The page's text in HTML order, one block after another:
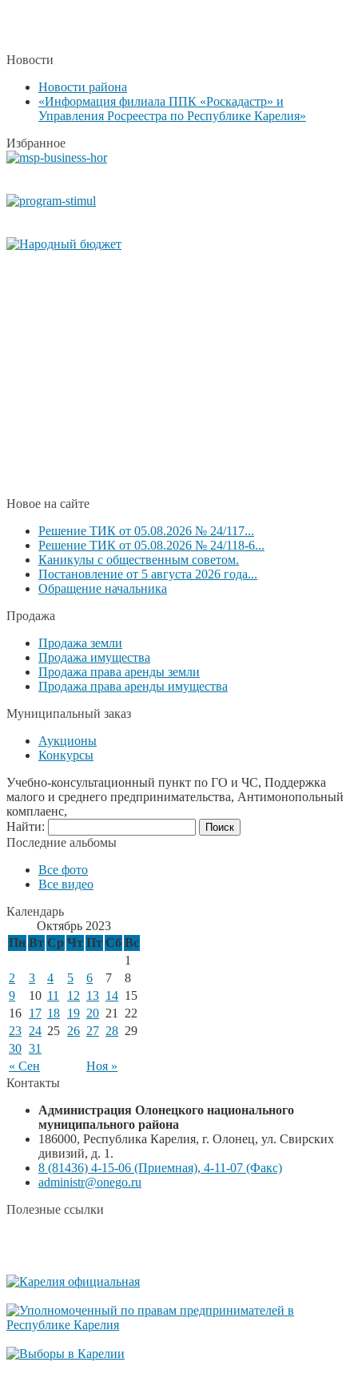
Новости
Новости района
«Информация филиала ППК «Роскадастр» и
Управления Росреестра по Республике Карелия»
Избранное
Новое на сайте
Решение ТИК от 05.08.2026 № 24/117...
Решение ТИК от 05.08.2026 № 24/118-6...
Каникулы с общественным советом.
Постановление от 5 августа 2026 года...
Обращение начальника
Продажа
Продажа земли
Продажа имущества
Продажа права аренды земли
Продажа права аренды имущества
Муниципальный заказ
Аукционы
Конкурсы
Учебно-консультационный пункт по ГО и ЧС, Поддержка
малого и среднего предпринимательства, Антимонопольный
комплаенс,
Найти:
Последние альбомы
Все фото
Все видео
Календарь
Октябрь 2023
Пн Вт Ср Чт Пт Сб Вс
« Сен Ноя »
1
2
3 4 5 6 7
8
9
10 11 12 13 14 15
16 17 18 19 20 21
22
23 24 25 26 27 28 29
30 31
Контакты
Администрация Олонецкого национального
муниципального района
186000, Республика Карелия, г. Олонец, ул. Свирских
дивизий, д. 1.
8 (81436) 4-15-06 (Приемная), 4-11-07 (Факс)
administr@onego.ru
Полезные ссылки